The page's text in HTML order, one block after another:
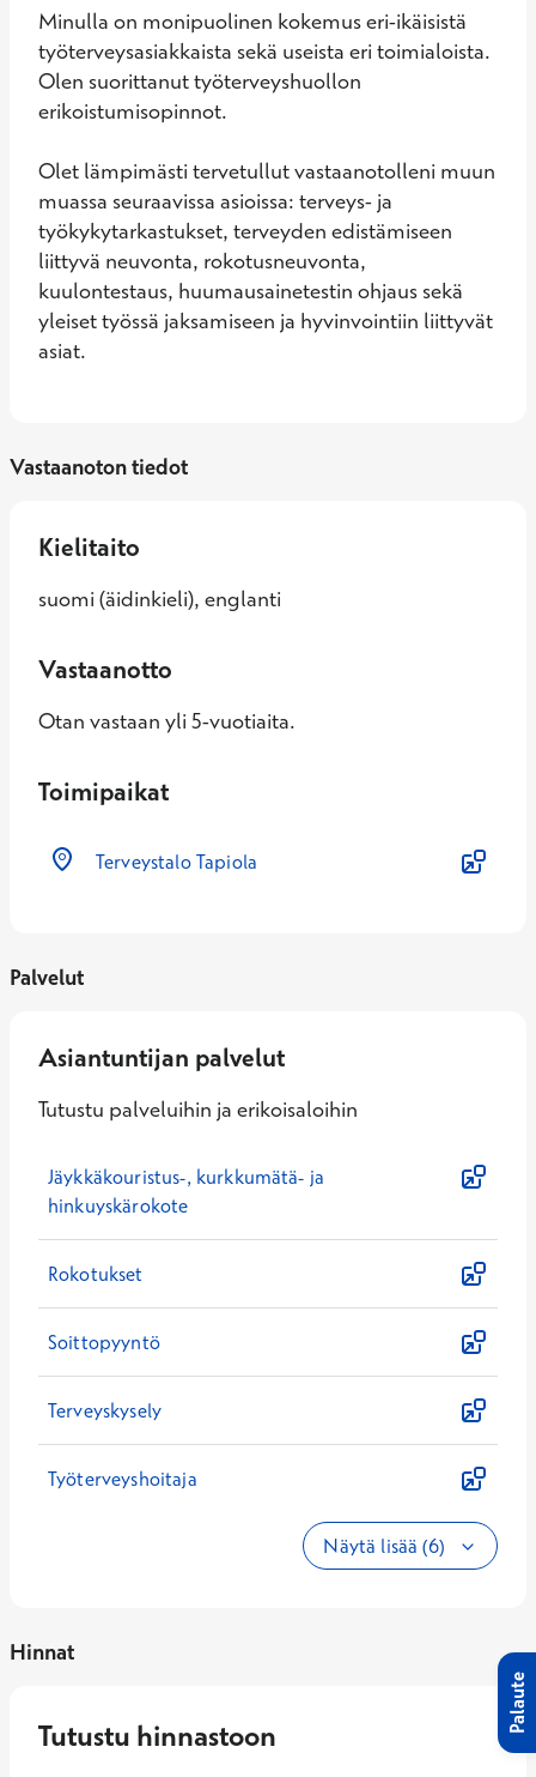
Minulla on monipuolinen kokemus eri-ikäisistä
työterveysasiakkaista sekä useista eri toimialoista.
Olen suorittanut työterveyshuollon
erikoistumisopinnot.
Olet lämpimästi tervetullut vastaanotolleni muun
muassa seuraavissa asioissa: terveys- ja
työkykytarkastukset, terveyden edistämiseen
liittyvä neuvonta, rokotusneuvonta,
kuulontestaus, huumausainetestin ohjaus sekä
yleiset työssä jaksamiseen ja hyvinvointiin liittyvät
asiat.
Vastaanoton tiedot
Kielitaito
suomi (äidinkieli), englanti
Vastaanotto
Otan vastaan yli 5-vuotiaita.
Toimipaikat
Terveystalo Tapiola
Palvelut
Asiantuntijan palvelut
Tutustu palveluihin ja erikoisaloihin
Jäykkäkouristus-, kurkkumätä- ja
hinkuyskärokote
Rokotukset
Soittopyyntö
Terveyskysely
Työterveyshoitaja
Näytä lisää (6)
Hinnat
Tutustu hinnastoon
Palaute